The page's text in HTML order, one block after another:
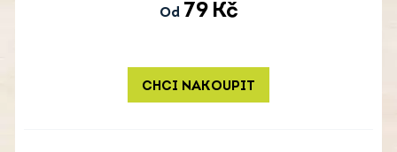
Od 79 Kč
CHCI NAKOUPIT